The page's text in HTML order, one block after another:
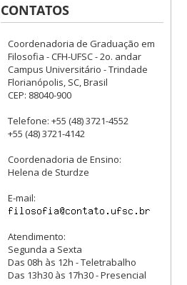
CONTATOS
Coordenadoria de Graduação em
Filosofia - CFH-UFSC - 2o. andar
Campus Universitário - Trindade
Florianópolis, SC, Brasil
CEP: 88040-900
Telefone: +55 (48) 3721-4552
+55 (48) 3721-4142
Coordenadoria de Ensino:
Helena de Sturdze
E-mail:
Atendimento:
Segunda a Sexta
Das 08h às 12h - Teletrabalho
Das 13h30 às 17h30 - Presencial